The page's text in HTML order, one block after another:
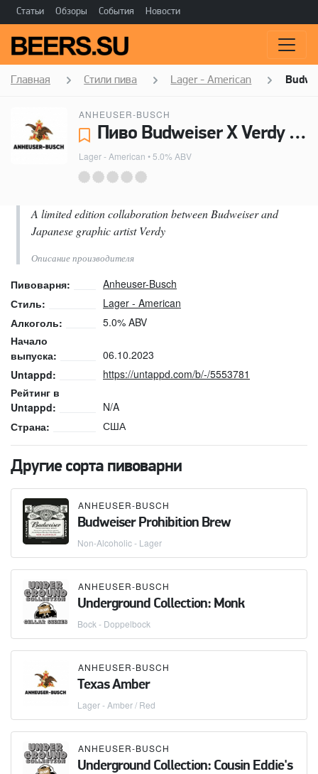
Статьи Обзоры События Новости
Главная Стили пива Lager - American
ANHEUSER-BUSCH
Пиво Budweiser X Verdy WY Limited Design - Anheuser-Busch
Lager - American • 5.0% ABV
A limited edition collaboration between Budweiser and
Japanese graphic artist Verdy
Описание производителя
Пивоварня:
Anheuser-Busch
Стиль:
Lager - American
Алкоголь:
5.0% ABV
Начало
выпуска:
06.10.2023
Untappd:
https://untappd.com/b/-/5553781
Рейтинг в
Untappd:
N/A
Страна:
США
Другие сорта пивоварни
ANHEUSER-BUSCH
Budweiser Prohibition Brew
Non-Alcoholic - Lager
ANHEUSER-BUSCH
Underground Collection: Monk
Bock - Doppelbock
ANHEUSER-BUSCH
Texas Amber
Lager - Amber / Red
ANHEUSER-BUSCH
Underground Collection: Cousin Eddie's